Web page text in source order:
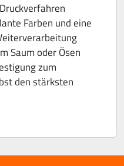
Farben und eine
Saum oder Ösen
zum
den stärksten